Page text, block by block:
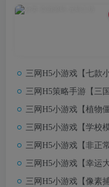
三网H5小游戏【七款小游戏合集】最
三网H5策略手游【三国·兵临天下代金券内购七合修复版
三网H5小游戏【植物僵尸战争模拟器】最
三网H5小游戏【学校模拟器】最新整
三网H5小游戏【非正常脑洞】最新整
三网H5小游戏【幸运大转盘H5】最新
三网H5小游戏【像素捕鱼达人H5】最新